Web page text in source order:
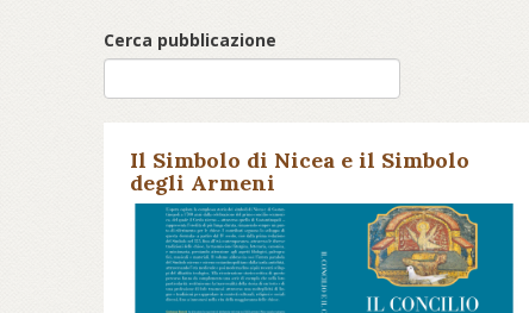
Cerca pubblicazione
Il Simbolo di Nicea e il Simbolo
degli Armeni